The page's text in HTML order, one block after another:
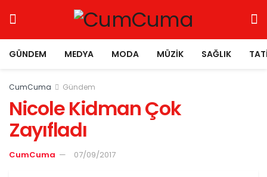
GÜNDEM MEDYA MODA MÜZIK SAĞLIK
CumCuma Gündem
Nicole Kidman Çok
Zayıfladı
CumCuma 07/09/2017